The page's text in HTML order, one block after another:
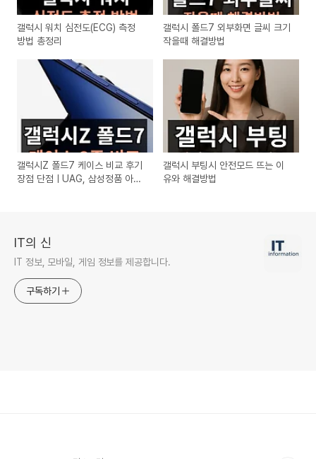
갤럭시 워치 심전도(ECG) 측정
방법 총정리
갤럭시 폴드7 외부화면 글씨 크기
작을때 해결방법
갤럭시Z 폴드7 케이스 비교 후기
장점 단점ㅣUAG, 삼성정품 아라
갤럭시 부팅시 안전모드 뜨는 이
유와 해결방법
IT의 신
IT 정보, 모바일, 게임 정보를 제공합니다.
구독하기